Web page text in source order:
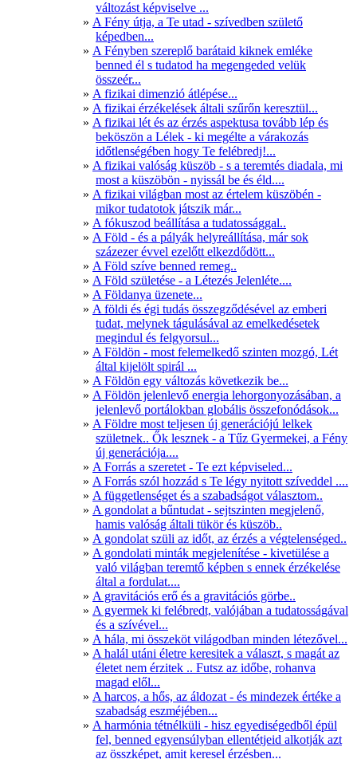
változást képviselve ...
A Fény útja, a Te utad - szívedben születő
képedben...
A Fényben szereplő barátaid kiknek emléke
benned él s tudatod ha megengeded velük
összeér...
A fizikai dimenzió átlépése...
A fizikai érzékelések általi szűrőn keresztül...
A fizikai lét és az érzés aspektusa tovább lép és
beköszön a Lélek - ki megélte a várakozás
időtlenségében hogy Te felébredj!...
A fizikai valóság küszöb - s a teremtés diadala, mi
most a küszöbön - nyissál be és éld....
A fizikai világban most az értelem küszöbén -
mikor tudatotok játszik már...
A fókuszod beállítása a tudatossággal..
A Föld - és a pályák helyreállítása, már sok
százezer évvel ezelőtt elkezdődött...
A Föld szíve benned remeg..
A Föld születése - a Létezés Jelenléte....
A Földanya üzenete...
A földi és égi tudás összegződésével az emberi
tudat, melynek tágulásával az emelkedésetek
megindul és felgyorsul...
A Földön - most felemelkedő szinten mozgó, Lét
által kijelölt spirál ...
A Földön egy változás következik be...
A Földön jelenlevő energia lehorgonyozásában, a
jelenlevő portálokban globális összefonódások...
A Földre most teljesen új generációjú lelkek
születnek.. Ők lesznek - a Tűz Gyermekei, a Fény
új generációja....
A Forrás a szeretet - Te ezt képviseled...
A Forrás szól hozzád s Te légy nyitott szíveddel ....
A függetlenséget és a szabadságot választom..
A gondolat a bűntudat - sejtszinten megjelenő,
hamis valóság általi tükör és küszöb..
A gondolat szüli az időt, az érzés a végtelenséged..
A gondolati minták megjelenítése - kivetülése a
való világban teremtő képben s ennek érzékelése
által a fordulat....
A gravitációs erő és a gravitációs görbe..
A gyermek ki felébredt, valójában a tudatosságával
és a szívével...
A hála, mi összeköt világodban minden létezővel...
A halál utáni életre keresitek a választ, s magát az
életet nem érzitek .. Futsz az időbe, rohanva
magad elől...
A harcos, a hős, az áldozat - és mindezek értéke a
szabadság eszméjében...
A harmónia tétnélküli - hisz egyediségedből épül
fel, benned egyensúlyban ellentétjeid alkotják azt
az összképet, amit keresel érzésben...